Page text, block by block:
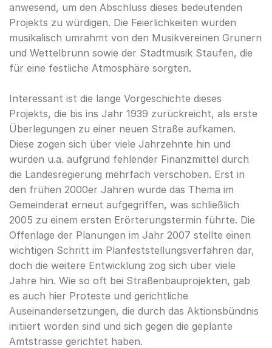
anwesend, um den Abschluss dieses bedeutenden
Projekts zu würdigen. Die Feierlichkeiten wurden
musikalisch umrahmt von den Musikvereinen Grunern
und Wettelbrunn sowie der Stadtmusik Staufen, die
für eine festliche Atmosphäre sorgten.
Interessant ist die lange Vorgeschichte dieses
Projekts, die bis ins Jahr 1939 zurückreicht, als erste
Überlegungen zu einer neuen Straße aufkamen.
Diese zogen sich über viele Jahrzehnte hin und
wurden u.a. aufgrund fehlender Finanzmittel durch
die Landesregierung mehrfach verschoben. Erst in
den frühen 2000er Jahren wurde das Thema im
Gemeinderat erneut aufgegriffen, was schließlich
2005 zu einem ersten Erörterungstermin führte. Die
Offenlage der Planungen im Jahr 2007 stellte einen
wichtigen Schritt im Planfeststellungsverfahren dar,
doch die weitere Entwicklung zog sich über viele
Jahre hin. Wie so oft bei Straßenbauprojekten, gab
es auch hier Proteste und gerichtliche
Auseinandersetzungen, die durch das Aktionsbündnis
initiiert worden sind und sich gegen die geplante
Amtstrasse gerichtet haben.